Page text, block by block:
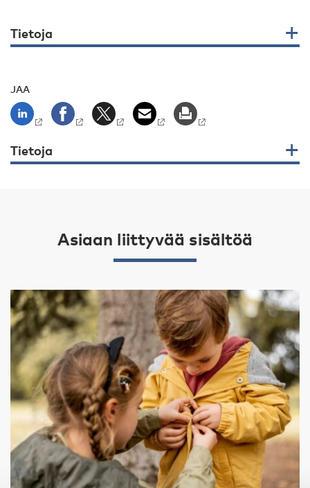
Tietoja
JAA
Tietoja
Asiaan liittyvää sisältöä